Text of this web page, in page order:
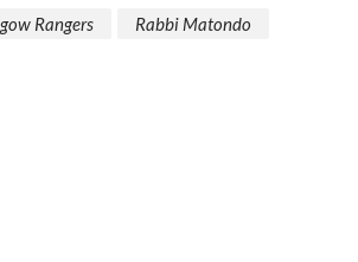
Rangers Rabbi Matondo